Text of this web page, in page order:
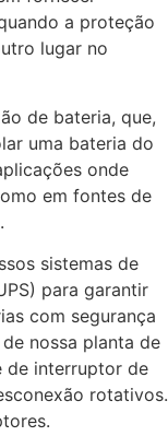
a proteção
lugar no
de bateria, que,
uma bateria do
onde
em fontes de
sistemas de
para garantir
com segurança
nossa planta de
de interruptor de
rotativos.